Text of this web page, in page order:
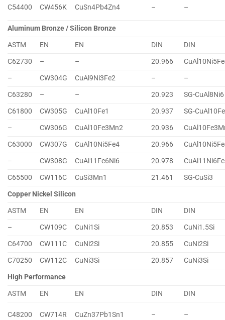
C54400 CW456K CuSn4Pb4Zn4 – –
Aluminum Bronze / Silicon Bronze
ASTM
EN EN DIN
DIN
C62730
– – 20.966
–
CW304G CuAl9Ni3Fe2 –
–
C63280
– – 20.923
SG-CuAl8Ni6
C61800
CW305G CuAl10Fe1 20.937
SG-CuAl10Fe
–
CW306G CuAl10Fe3Mn2 20.936
C63000
CW307G CuAl10Ni5Fe4 20.966
–
CW308G CuAl11Fe6Ni6 20.978
C65500
CW116C CuSi3Mn1 21.461
SG-CuSi3
Copper Nickel Silicon
ASTM
EN EN DIN
DIN
–
CW109C CuNi1Si 20.853
CuNi1.5Si
C64700
CW111C CuNi2Si 20.855
CuNi2Si
C70250
CW112C CuNi3Si 20.857
CuNi3Si
High Performance
ASTM
EN EN DIN DIN
C48200 CW714R CuZn37Pb1Sn1 – –